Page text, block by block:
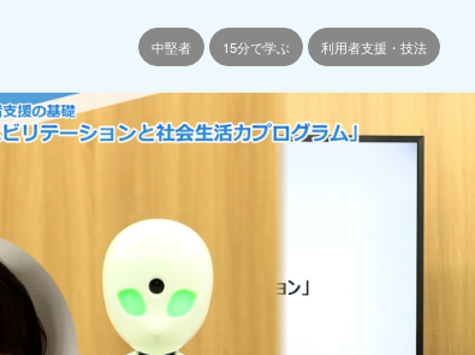
中堅者 15分で学ぶ 利用者支援・技法